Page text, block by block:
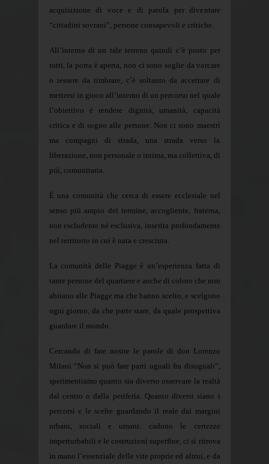
acquisizione di voce e di parola per diventare
“cittadini sovrani”, persone consapevoli e critiche.
All’interno di un tale terreno quindi c’è posto per
tutti, la porta è aperta, non ci sono soglie da varcare
o tessere da timbrare, c’è soltanto da accettare di
mettersi in gioco all’interno di un percorso nel quale
l’obiettivo è rendere dignità, umanità, capacità
critica e di sogno alle persone. Non ci sono maestri
ma compagni di strada, una strada verso la
liberazione, non personale o intima, ma collettiva, di
più, comunitaria.
È una comunità che cerca di essere ecclesiale nel
senso più ampio del termine, accogliente, fraterna,
non escludente né esclusiva, inserita profondamente
nel territorio in cui è nata e cresciuta.
La comunità delle Piagge è un’esperienza fatta di
tante persone del quartiere e anche di coloro che non
abitano alle Piagge ma che hanno scelto, e scelgono
ogni giorno, da che parte stare, da quale prospettiva
guardare il mondo.
Cercando di fare nostre le parole di don Lorenzo
Milani “Non si può fare parti uguali fra disuguali”,
sperimentiamo quanto sia diverso osservare la realtà
dal centro o dalla periferia. Quanto diversi siano i
percorsi e le scelte guardando il reale dai margini
urbani, sociali e umani: cadono le certezze
imperturbabili e le costruzioni superflue, ci si ritrova
in mano l’essenziale delle vite proprie ed altrui, e da